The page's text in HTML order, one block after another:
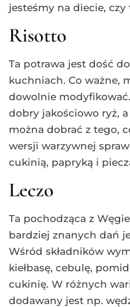
jesteśmy na diecie, czy
Risotto
Ta potrawa jest dość
kuchniach. Co ważne,
dowolnie
dobry jakościowo ryż,
można dobrać z tego,
wersji warzywnej
cukinią, papryką i
Leczo
Ta pochodząca z
bardziej znanych dań
Wśród składników
kiełbasę, cebulę,
cukinię. W różnych
dodawany jest np.